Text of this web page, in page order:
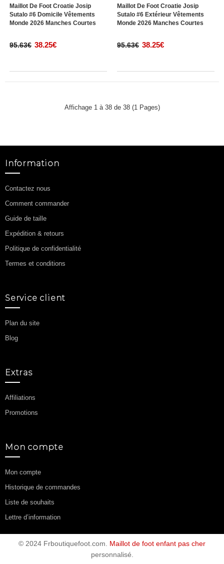
Maillot De Foot Croatie Josip
Sutalo #6 Domicile Vêtements
Monde 2026 Manches Courtes
95.63€ 38.25€
Maillot De Foot Croatie Josip
Sutalo #6 Extérieur Vêtements
Monde 2026 Manches Courtes
95.63€ 38.25€
Affichage 1 à 38 de 38 (1 Pages)
Information
Contactez nous
Comment commander
Guide de taille
Expédition & retours
Politique de confidentialité
Termes et conditions
Service client
Plan du site
Blog
Extras
Affiliations
Promotions
Mon compte
Mon compte
Historique de commandes
Liste de souhaits
Lettre d’information
© 2024 Frboutiquefoot.com. Maillot de foot enfant pas cher
personnalisé.